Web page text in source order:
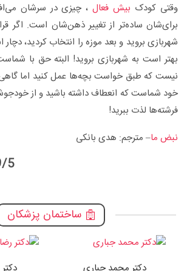
وقتی کودک بیش فعال، چیزی در سرشان
برای‌شان ساده‌تر از تغییر ذهن‌شان است. اگر
شهربازی بروید و بعد موزه را انتخاب کردید،
بهتر است به شهربازی بروید! البته حق با
نیست که طبق خواست بچه‌ها عمل کنید اما
خود شماست که انعطاف داشته باشید و از
فرشته‌ها لذت ببرید!
نبض ما– مترجم: هدی بانکی
4.9/5 -
ساختمان پزشکان